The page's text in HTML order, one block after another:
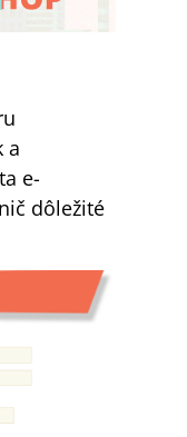
a
e-
dôležité